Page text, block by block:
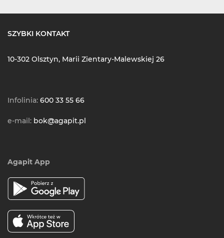
SZYBKI KONTAKT
10-302 Olsztyn, Marii Zientary-Malewskiej 26
Infolinia: 600 33 55 66
e-mail: bok@agapit.pl
Agapit App